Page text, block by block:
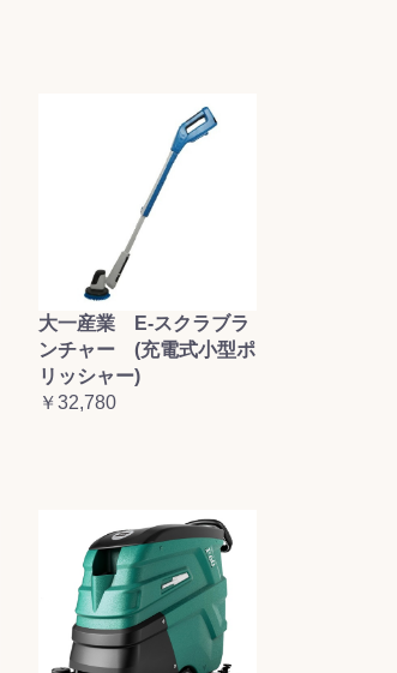
大一産業 E-スクラブラ
ンチャー (充電式小型ポ
リッシャー)
￥32,780